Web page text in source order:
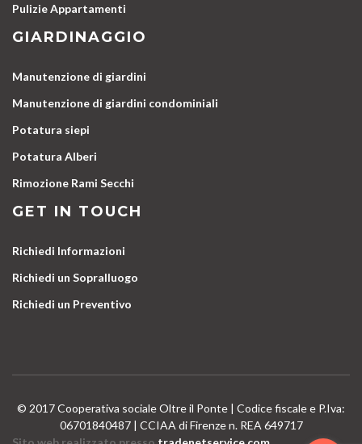
Pulizie Appartamenti
GIARDINAGGIO
Manutenzione di giardini
Manutenzione di giardini condominiali
Potatura siepi
Potatura Alberi
Rimozione Rami Secchi
GET IN TOUCH
Richiedi Informazioni
Richiedi un Sopralluogo
Richiedi un Preventivo
© 2017 Cooperativa sociale Oltre il Ponte | Codice fiscale e P.Iva:
06701840487 | CCIAA di Firenze n. REA 649717